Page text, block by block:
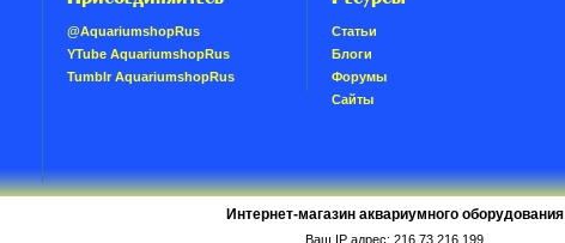
@AquariumshopRus
YTube AquariumshopRus
Tumblr AquariumshopRus
Статьи
Блоги
Форумы
Сайты
Интернет-магазин аквариумного оборудования
Ваш IP адрес: 216.73.216.199